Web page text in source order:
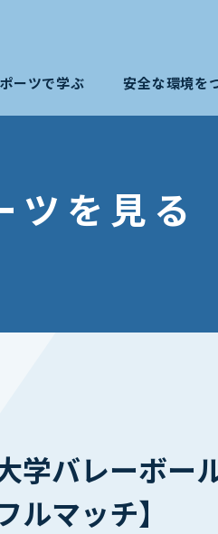
ーツで学ぶ 安全な環境を
ツを見る
学バレーボー
ルマッチ】